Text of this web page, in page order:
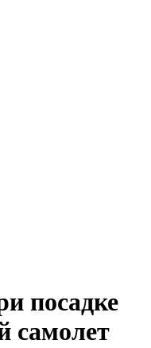
посадке
самолет